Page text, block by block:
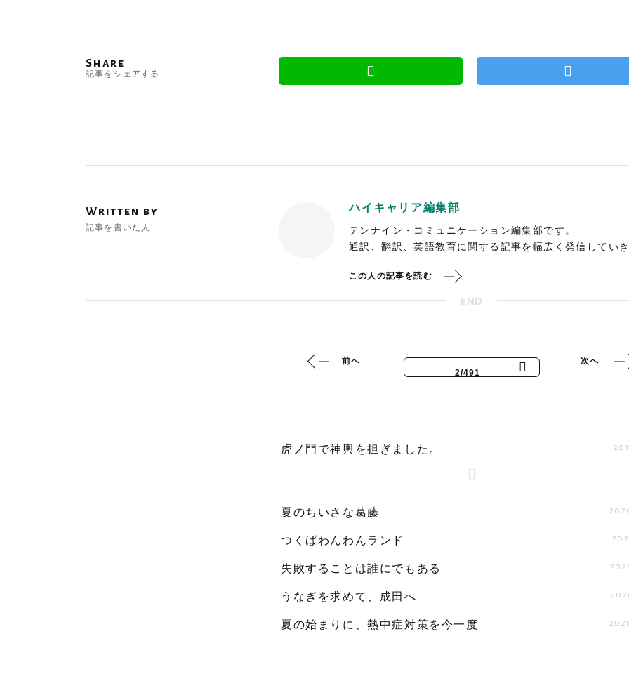
Share
記事をシェアする
Written by
記事を書いた人
ハイキャリア編集部
テンナイン・コミュニケーション編集部です。
通訳、翻訳、英語教育に関する記事を幅広く発信してい
この人の記事を読む
END
2/491
前へ 次へ
虎ノ門で神輿を担ぎました。
夏のちいさな葛藤
つくばわんわんランド
失敗することは誰にでもある
うなぎを求めて、成田へ
夏の始まりに、熱中症対策を今一度